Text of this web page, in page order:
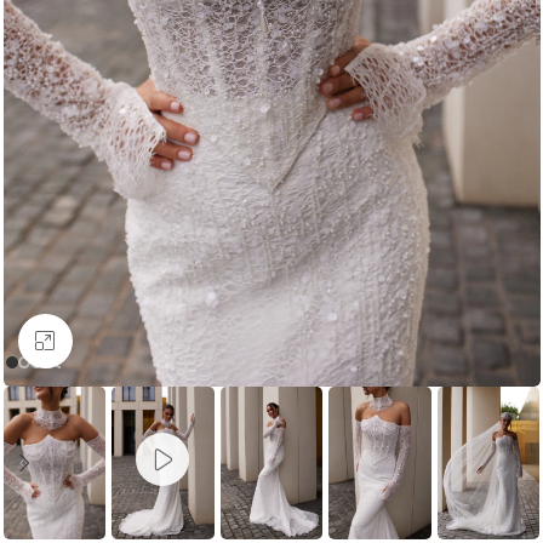
Увеличить